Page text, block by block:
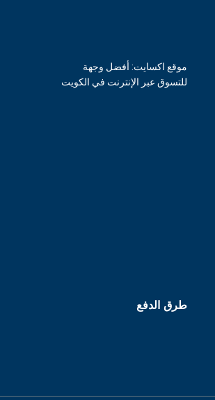
موقع اكسايت: أفضل وجهة
للتسوق عبر الإنترنت في الكويت
طرق الدفع